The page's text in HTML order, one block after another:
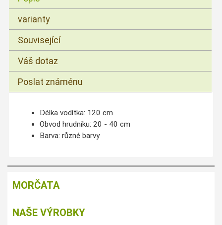
varianty
Související
Váš dotaz
Poslat známénu
Délka vodítka: 120 cm
Obvod hrudníku: 20 - 40 cm
Barva: různé barvy
MORČATA
NAŠE VÝROBKY